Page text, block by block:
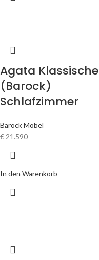
Agata Klassische
(Barock)
Schlafzimmer
Barock Möbel
€21.590
In den Warenkorb